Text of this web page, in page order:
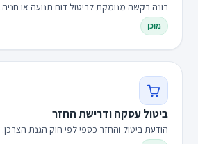
בונה בקשה מנומקת לביטול דוח תנועה או חניה.
מוכן
ביטול עסקה ודרישת החזר
הודעת ביטול והחזר כספי לפי חוק הגנת הצרכן.